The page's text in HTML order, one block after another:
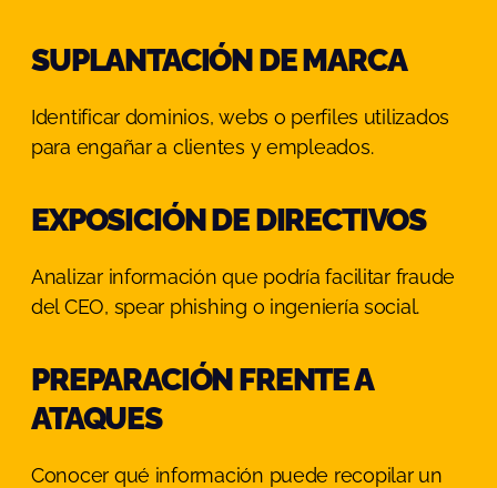
SUPLANTACIÓN DE MARCA
Identificar dominios, webs o perfiles utilizados
para engañar a clientes y empleados.
EXPOSICIÓN DE DIRECTIVOS
Analizar información que podría facilitar fraude
del CEO, spear phishing o ingeniería social.
PREPARACIÓN FRENTE A
ATAQUES
Conocer qué información puede recopilar un